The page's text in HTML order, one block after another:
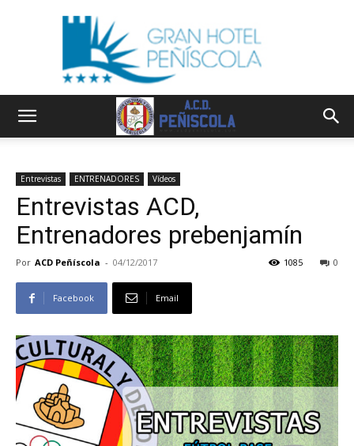
Entrevistas ENTRENADORES Vídeos
Entrevistas ACD,
Entrenadores prebenjamín
Por ACD Peñíscola - 04/12/2017 0
1085
Facebook Email